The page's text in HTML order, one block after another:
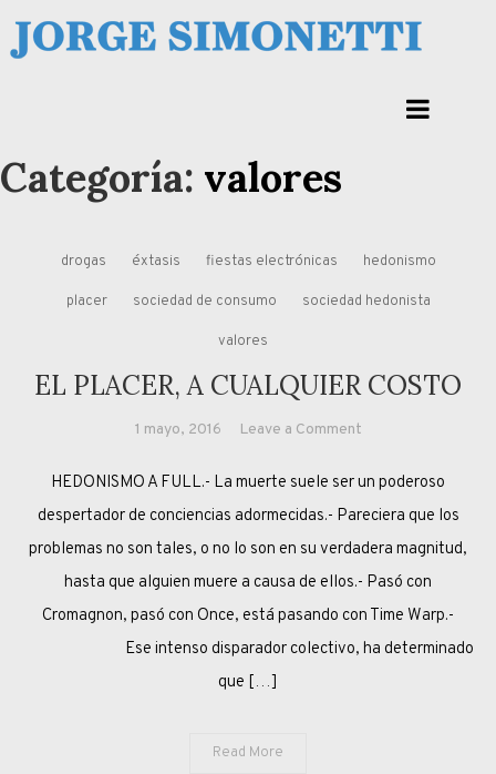
to
Jorge Eduardo Simonetti
Categoría: valores
drogas éxtasis fiestas electrónicas hedonismo
placer sociedad de consumo sociedad hedonista
valores
EL PLACER, A CUALQUIER COSTO
1 mayo, 2016 Leave a Commenton
PLACER,
A
CUALQUIER
HEDONISMO A FULL.- La muerte suele ser un poderoso
despertador de conciencias adormecidas.- Pareciera que los
problemas no son tales, o no lo son en su verdadera magnitud,
hasta que alguien muere a causa de ellos.- Pasó con
Cromagnon, pasó con Once, está pasando con Time Warp.-
Ese intenso disparador colectivo, ha determinado
que […]
Read More